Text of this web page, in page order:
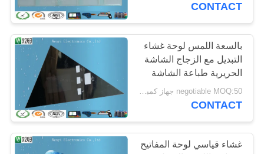
CONTACT
بالسعة اللمس لوحة غشاء
التبديل مع الزجاج الشاشة
الحريرية طباعة الشاشة
negotiable MOQ:50 جهاز كمبيوتر شخصى
CONTACT
غشاء قياسي لوحة المفاتيح